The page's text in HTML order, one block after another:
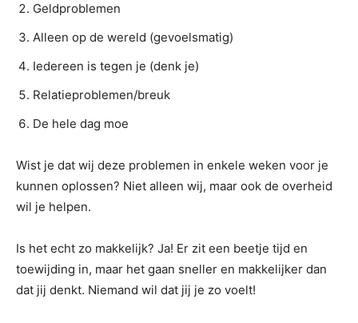
Geldproblemen
Alleen op de wereld (gevoelsmatig)
Iedereen is tegen je (denk je)
Relatieproblemen/breuk
De hele dag moe
Wist je dat wij deze problemen in enkele weken voor je
kunnen oplossen? Niet alleen wij, maar ook de overheid
wil je helpen.
Is het echt zo makkelijk? Ja! Er zit een beetje tijd en
toewijding in, maar het gaan sneller en makkelijker dan
dat jij denkt. Niemand wil dat jij je zo voelt!